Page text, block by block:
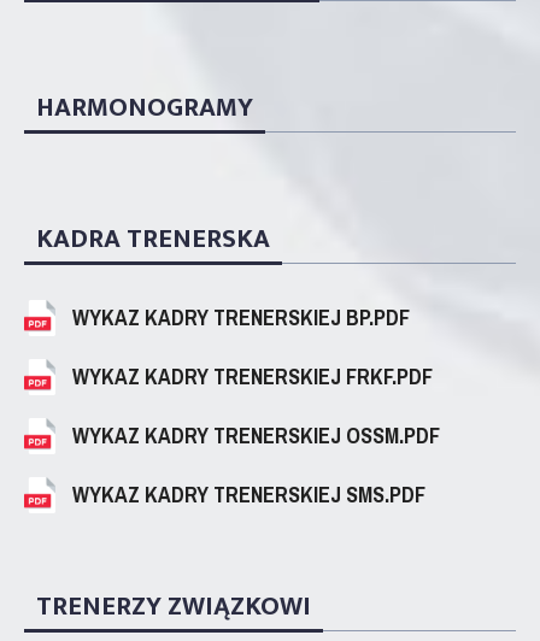
HARMONOGRAMY
KADRA TRENERSKA
WYKAZ KADRY TRENERSKIEJ BP.PDF
WYKAZ KADRY TRENERSKIEJ FRKF.PDF
WYKAZ KADRY TRENERSKIEJ OSSM.PDF
WYKAZ KADRY TRENERSKIEJ SMS.PDF
TRENERZY ZWIĄZKOWI